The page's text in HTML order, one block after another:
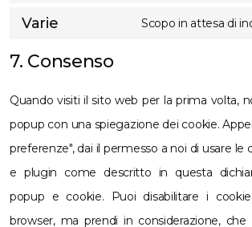
Varie Scopo in attesa di
7. Consenso
Quando visiti il sito web per la prima volta,
popup con una spiegazione dei cookie.
preferenze", dai il permesso a noi di usare le
e plugin come descritto in questa
popup e cookie. Puoi disabilitare i
browser, ma prendi in considerazione,